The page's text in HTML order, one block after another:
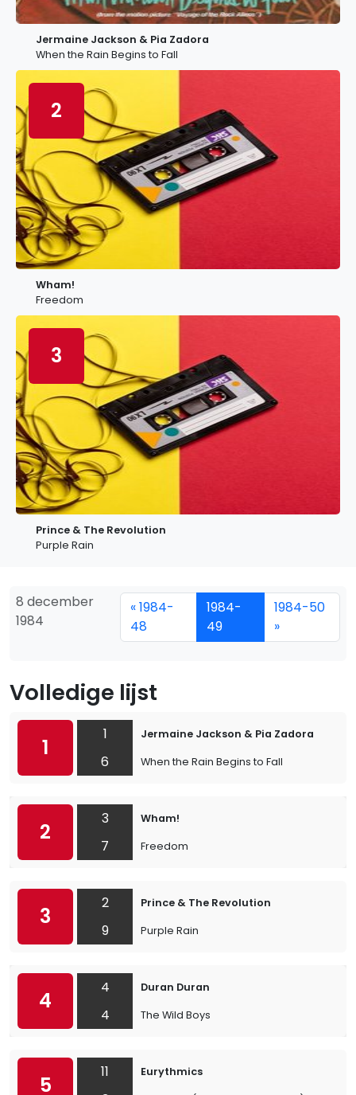
Jermaine Jackson & Pia Zadora
When the Rain Begins to Fall
2
Wham!
Freedom
3
Prince & The Revolution
Purple Rain
8 december
1984
« 1984-
48
1984-
49
1984-50
»
Volledige lijst
1
1
6
Jermaine Jackson & Pia Zadora
When the Rain Begins to Fall
2
3
7
Wham!
Freedom
3
2
9
Prince & The Revolution
Purple Rain
4
4
4
Duran Duran
The Wild Boys
5
11
Eurythmics